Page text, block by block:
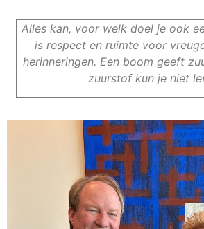
Alles kan, voor welk doel je ook
is respect en ruimte voor
herinneringen. Een boom geeft
zuurstof kun je niet